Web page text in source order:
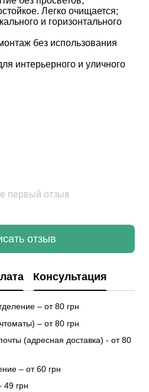
Легко очищается;
первый отзыв
отзыв
Консультация
– от 80 грн
– от 80 грн
(адресная доставка) - от 80
– от 60 грн
49 грн